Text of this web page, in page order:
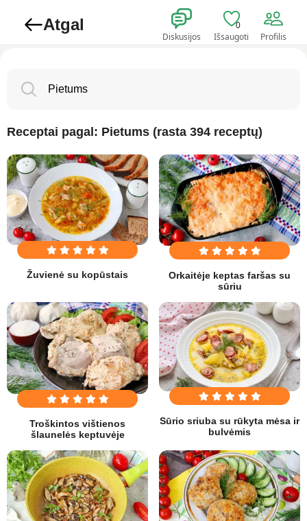
Atgal
Diskusijos
0
Išsaugoti Profilis
Receptai pagal: Pietums (rasta 394 receptų)
Žuvienė su kopūstais
Orkaitėje keptas faršas su
sūriu
Troškintos vištienos
šlaunelės keptuvėje
Sūrio sriuba su rūkyta mėsa ir
bulvėmis